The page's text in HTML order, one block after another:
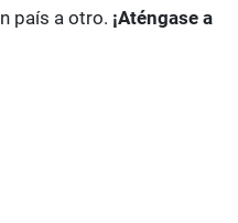
país a otro. ¡Aténgase a